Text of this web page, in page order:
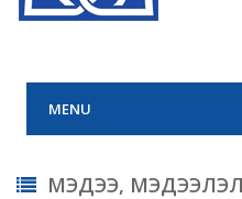
MENU
МЭДЭЭ, МЭДЭЭЛЭЛ